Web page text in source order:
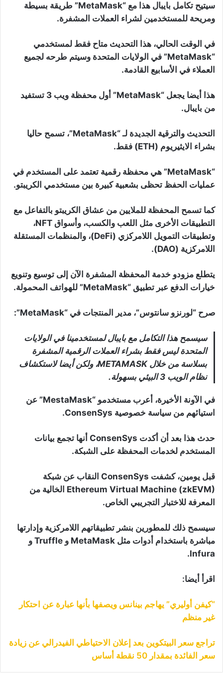
سيتيح تكامل بايبال هذا مع “MetaMask” طريقة بسيطة
ومريحة للمستخدمين لشراء العملات المشفرة.
في الوقت الحالي، هذا التحديث متاح فقط لمستخدمي
“MetaMask” في الولايات المتحدة وسيتم طرحه لجميع
العملاء في الأسابيع القادمة.
هذا أيضا يجعل “MetaMask” أول محفظة ويب 3 تستفيد
من بايبال.
التحديث والترقية الجديدة لـ “MetaMask”، تسمح حاليا
بشراء الايثيريوم (ETH) فقط.
“MetaMask” هي محفظة رقمية تعتمد على المستخدم في
عمليات الحفظ تحظى بشعبية كبيرة بين مستخدمي الكريبتو.
كما تسمح المحفظة للملايين من عشاق الكريبتو بالتفاعل مع
التطبيقات الأخرى مثل اللعب والكسب، وأسواق NFT،
وتطبيقات التمويل اللامركزي (DeFi)، والمنظمات المستقلة
اللامركزية (DAO).
يتطلع مزودو خدمة المحفظة المشفرة الآن إلى توسيع وتنويع
خيارات الدفع عبر تطبيق “MetaMask” للهواتف المحمولة.
صرح “لورنزو سانتوس”، مدير المنتجات في “MetaMask”:
سيسمح هذا التكامل مع بايبال لمستخدمينا في الولايات
المتحدة ليس فقط بشراء العملات الرقمية المشفرة
بسلاسة من خلال METAMASK، ولكن أيضا لاستكشاف
نظام الويب 3 البيئي بسهولة.
في الآونة الأخيرة، أعرب مستخدمو “MestaMask” عن
استيائهم من سياسة خصوصية ConsenSys.
حدث هذا بعد أن أكدت ConsenSys أنها تجمع بيانات
المستخدم لخدمات المحفظة على الشبكة.
قبل يومين، كشفت ConsenSys النقاب عن شبكة
Ethereum Virtual Machine (zkEVM) الخالية من
المعرفة للاختبار التجريبي الخاص.
سيسمح ذلك للمطورين بنشر تطبيقاتهم اللامركزية وإدارتها
مباشرة باستخدام أدوات مثل MetaMask و Truffle و
Infura.
اقرأ أيضا:
“كيفن أوليري” يهاجم بينانس ويصفها بأنها عبارة عن احتكار
غير منظم
تراجع سعر البيتكوين بعد إعلان الاحتياطي الفيدرالي عن زيادة
سعر الفائدة بمقدار 50 نقطة أساس